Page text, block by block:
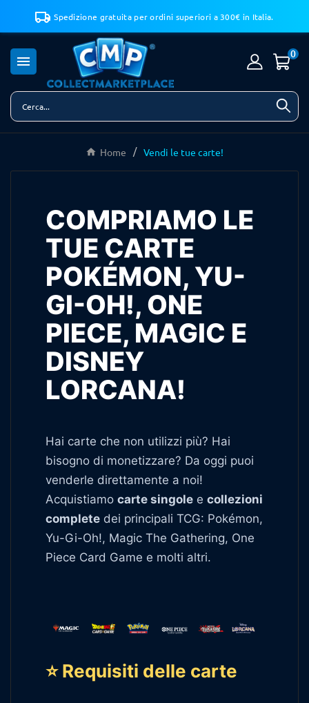
Spedizione gratuita per ordini superiori a 300€ in Italia.
 0
Home Vendi le tue carte!
COMPRIAMO LE
TUE CARTE
POKÉMON, YU-
GI-OH!, ONE
PIECE, MAGIC E
DISNEY
LORCANA!
Hai carte che non utilizzi più? Hai
bisogno di monetizzare? Da oggi puoi
venderle direttamente a noi!
Acquistiamo carte singole e collezioni
complete dei principali TCG: Pokémon,
Yu-Gi-Oh!, Magic The Gathering, One
Piece Card Game e molti altri.
⭐ Requisiti delle carte